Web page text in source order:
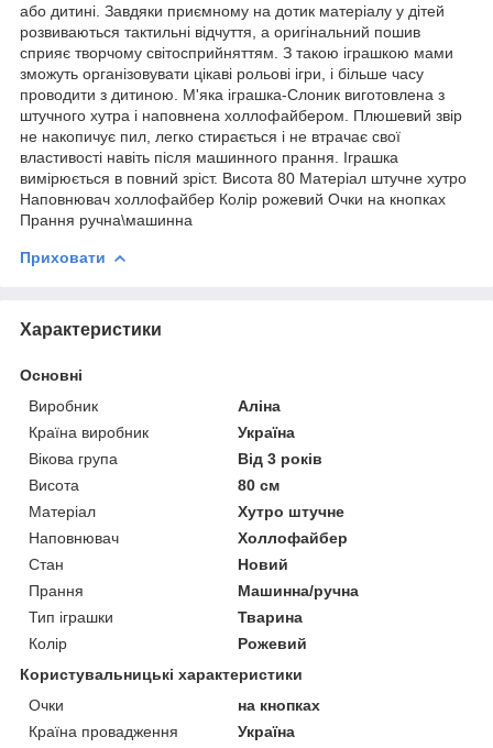
або дитині. Завдяки приємному на дотик матеріалу у дітей
розвиваються тактильні відчуття, а оригінальний пошив
сприяє творчому світосприйняттям. З такою іграшкою мами
зможуть організовувати цікаві рольові ігри, і більше часу
проводити з дитиною. М'яка іграшка-Слоник виготовлена з
штучного хутра і наповнена холлофайбером. Плюшевий звір
не накопичує пил, легко стирається і не втрачає свої
властивості навіть після машинного прання. Іграшка
вимірюється в повний зріст. Висота 80 Матеріал штучне хутро
Наповнювач холлофайбер Колір рожевий Очки на кнопках
Прання ручна\машинна
Приховати
Характеристики
Основні
Виробник
Аліна
Країна виробник
Україна
Вікова група
Від 3 років
Висота
80 см
Матеріал
Хутро штучне
Наповнювач
Холлофайбер
Стан
Новий
Прання
Машинна/ручна
Тип іграшки
Тварина
Колір
Рожевий
Користувальницькі характеристики
Очки
на кнопках
Країна провадження
Україна